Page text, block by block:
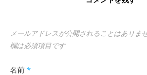
メールアドレスが公開されることはありませ
欄は必須項目です
名前 *